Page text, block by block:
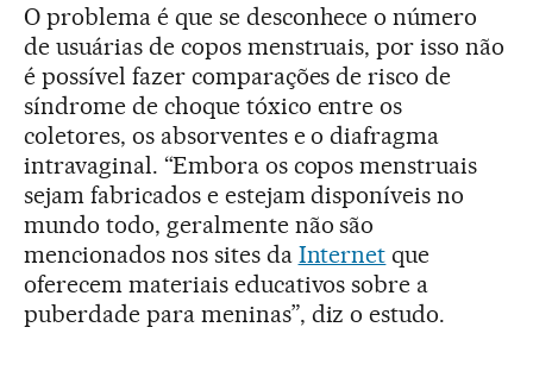
O problema é que se desconhece o número
de usuárias de copos menstruais, por isso não
é possível fazer comparações de risco de
síndrome de choque tóxico entre os
coletores, os absorventes e o diafragma
intravaginal. “Embora os copos menstruais
sejam fabricados e estejam disponíveis no
mundo todo, geralmente não são
mencionados nos sites da Internet que
oferecem materiais educativos sobre a
puberdade para meninas”, diz o estudo.